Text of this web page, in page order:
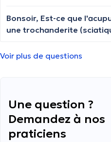
Bonsoir, Est-ce que
une trochanderite
pratique de la kiné, ai fait
Voir plus de questions
Une question ?
Demandez à nos
praticiens